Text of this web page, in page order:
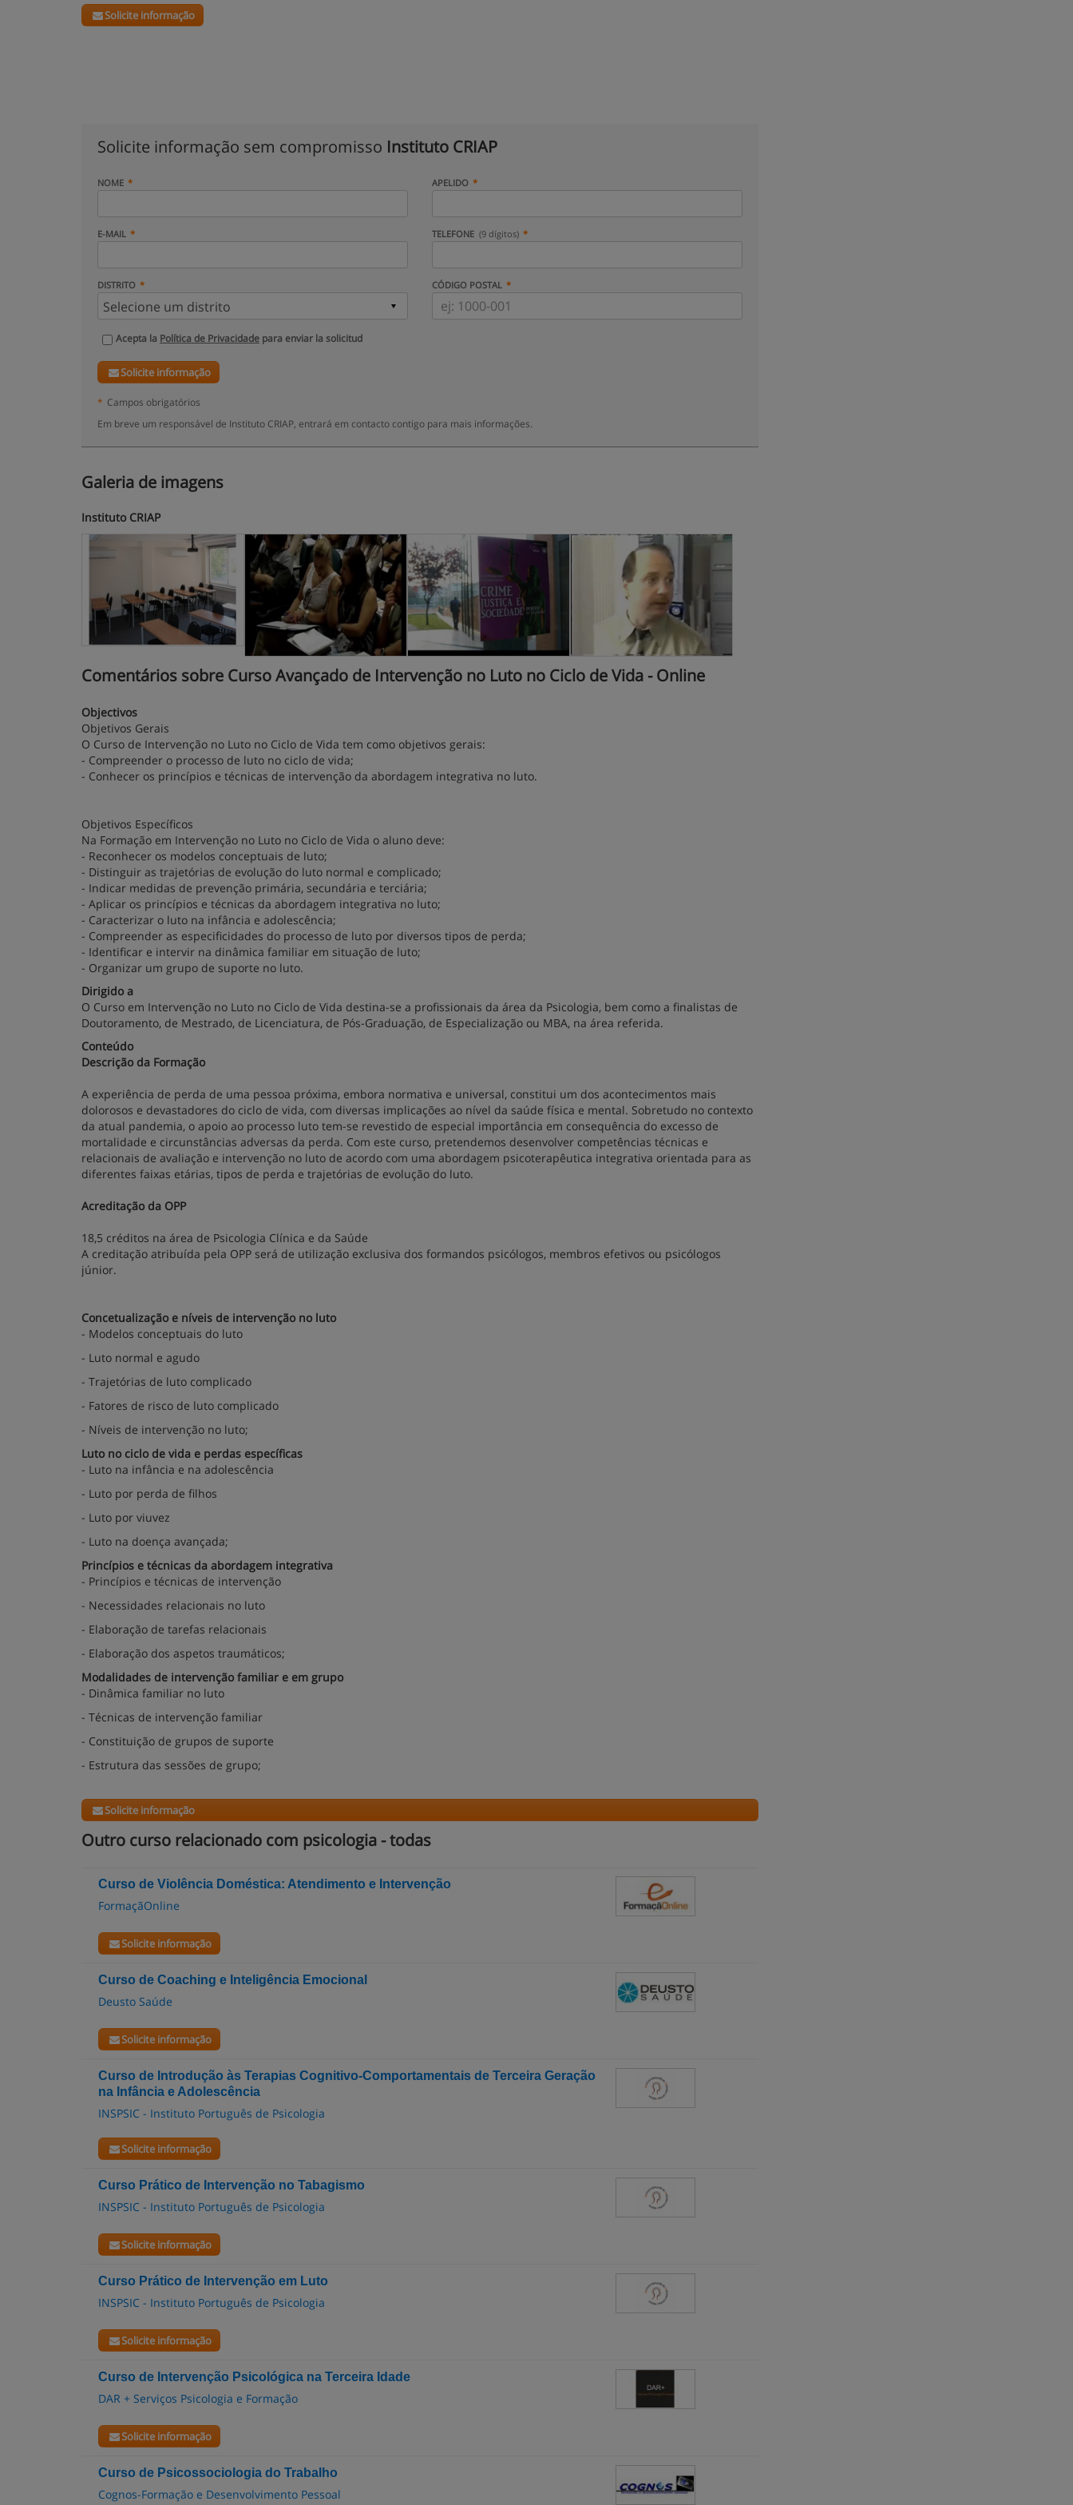
Solicite informação
Solicite informação sem compromisso Instituto CRIAP
NOME APELIDO
E-MAIL TELEFONE (9 dígitos)
DISTRITO CÓDIGO POSTAL
Acepta la Política de Privacidade para enviar la solicitud
Solicite informação
* Campos obrigatórios
Em breve um responsável de Instituto CRIAP, entrará em contacto contigo para mais informações.
Galeria de imagens
Instituto CRIAP
Comentários sobre Curso Avançado de Intervenção no Luto no Ciclo de Vida - Online
Objectivos
Objetivos Gerais
O Curso de Intervenção no Luto no Ciclo de Vida tem como objetivos gerais:
- Compreender o processo de luto no ciclo de vida;
- Conhecer os princípios e técnicas de intervenção da abordagem integrativa no luto.
Objetivos Específicos
Na Formação em Intervenção no Luto no Ciclo de Vida o aluno deve:
- Reconhecer os modelos conceptuais de luto;
- Distinguir as trajetórias de evolução do luto normal e complicado;
- Indicar medidas de prevenção primária, secundária e terciária;
- Aplicar os princípios e técnicas da abordagem integrativa no luto;
- Caracterizar o luto na infância e adolescência;
- Compreender as especificidades do processo de luto por diversos tipos de perda;
- Identificar e intervir na dinâmica familiar em situação de luto;
- Organizar um grupo de suporte no luto.
Dirigido a
O Curso em Intervenção no Luto no Ciclo de Vida destina-se a profissionais da área da Psicologia, bem como a finalistas de
Doutoramento, de Mestrado, de Licenciatura, de Pós-Graduação, de Especialização ou MBA, na área referida.
Conteúdo
Descrição da Formação
A experiência de perda de uma pessoa próxima, embora normativa e universal, constitui um dos acontecimentos mais
dolorosos e devastadores do ciclo de vida, com diversas implicações ao nível da saúde física e mental. Sobretudo no contexto
da atual pandemia, o apoio ao processo luto tem-se revestido de especial importância em consequência do excesso de
mortalidade e circunstâncias adversas da perda. Com este curso, pretendemos desenvolver competências técnicas e
relacionais de avaliação e intervenção no luto de acordo com uma abordagem psicoterapêutica integrativa orientada para as
diferentes faixas etárias, tipos de perda e trajetórias de evolução do luto.
Acreditação da OPP
18,5 créditos na área de Psicologia Clínica e da Saúde
A creditação atribuída pela OPP será de utilização exclusiva dos formandos psicólogos, membros efetivos ou psicólogos
júnior.
Concetualização e níveis de intervenção no luto
- Modelos conceptuais do luto
- Luto normal e agudo
- Trajetórias de luto complicado
- Fatores de risco de luto complicado
- Níveis de intervenção no luto;
Luto no ciclo de vida e perdas específicas
- Luto na infância e na adolescência
- Luto por perda de filhos
- Luto por viuvez
- Luto na doença avançada;
Princípios e técnicas da abordagem integrativa
- Princípios e técnicas de intervenção
- Necessidades relacionais no luto
- Elaboração de tarefas relacionais
- Elaboração dos aspetos traumáticos;
Modalidades de intervenção familiar e em grupo
- Dinâmica familiar no luto
- Técnicas de intervenção familiar
- Constituição de grupos de suporte
- Estrutura das sessões de grupo;
Solicite informação
Outro curso relacionado com psicologia - todas
Curso de Violência Doméstica: Atendimento e Intervenção
FormaçãOnline
Solicite informação
Curso de Coaching e Inteligência Emocional
Deusto Saúde
Solicite informação
Curso de Introdução às Terapias Cognitivo-Comportamentais de Terceira Geração
na Infância e Adolescência
INSPSIC - Instituto Português de Psicologia
Solicite informação
Curso Prático de Intervenção no Tabagismo
INSPSIC - Instituto Português de Psicologia
Solicite informação
Curso Prático de Intervenção em Luto
INSPSIC - Instituto Português de Psicologia
Solicite informação
Curso de Intervenção Psicológica na Terceira Idade
DAR + Serviços Psicologia e Formação
Solicite informação
Curso de Psicossociologia do Trabalho
Cognos-Formação e Desenvolvimento Pessoal